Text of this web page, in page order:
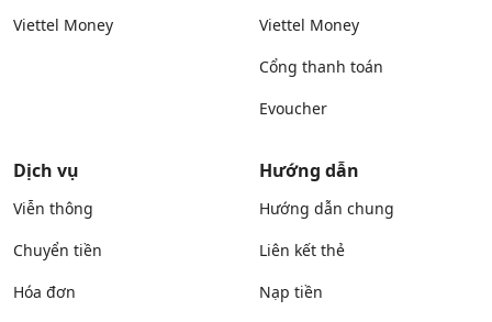
Viettel Money
Viettel Money
Cổng thanh toán
Evoucher
Dịch vụ
Viễn thông
Chuyển tiền
Hóa đơn
Hướng dẫn
Hướng dẫn chung
Liên kết thẻ
Nạp tiền